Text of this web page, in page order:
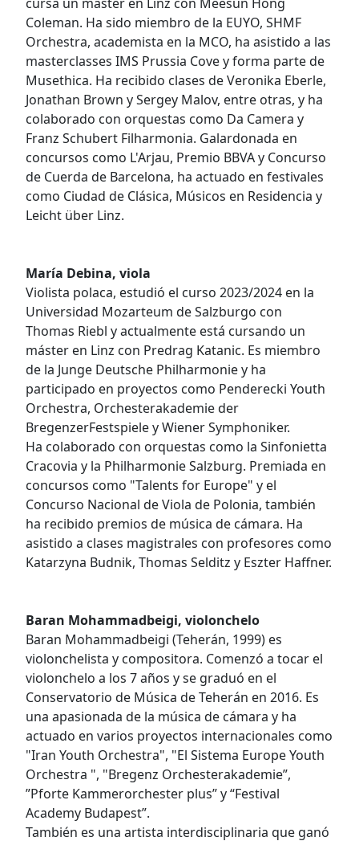
Coleman. Ha sido miembro de la EUYO, SHMF
Orchestra, academista en la MCO, ha asistido a las
masterclasses IMS Prussia Cove y forma parte de
Musethica. Ha recibido clases de Veronika Eberle,
Jonathan Brown y Sergey Malov, entre otras, y ha
colaborado con orquestas como Da Camera y
Franz Schubert Filharmonia. Galardonada en
concursos como L'Arjau, Premio BBVA y Concurso
de Cuerda de Barcelona, ​​ha actuado en festivales
como Ciudad de Clásica, Músicos en Residencia y
Leicht über Linz.
María Debina, viola
Violista polaca, estudió el curso 2023/2024 en la
Universidad Mozarteum de Salzburgo con
Thomas Riebl y actualmente está cursando un
máster en Linz con Predrag Katanic. Es miembro
de la Junge Deutsche Philharmonie y ha
participado en proyectos como Penderecki Youth
Orchestra, Orchesterakademie der
BregenzerFestspiele y Wiener Symphoniker.
Ha colaborado con orquestas como la Sinfonietta
Cracovia y la Philharmonie Salzburg. Premiada en
concursos como "Talents for Europe" y el
Concurso Nacional de Viola de Polonia, también
ha recibido premios de música de cámara. Ha
asistido a clases magistrales con profesores como
Katarzyna Budnik, Thomas Selditz y Eszter Haffner.
Baran Mohammadbeigi, violonchelo
Baran Mohammadbeigi (Teherán, 1999) es
violonchelista y compositora. Comenzó a tocar el
violonchelo a los 7 años y se graduó en el
Conservatorio de Música de Teherán en 2016. Es
una apasionada de la música de cámara y ha
actuado en varios proyectos internacionales como
"Iran Youth Orchestra", "El Sistema Europe Youth
Orchestra ", "Bregenz Orchesterakademie”,
”Pforte Kammerorchester plus” y “Festival
Academy Budapest”.
También es una artista interdisciplinaria que ganó